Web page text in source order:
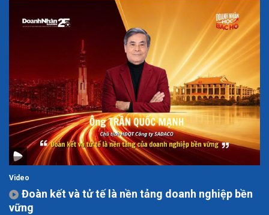
Video
Đoàn kết và tử tế là nền tảng doanh nghiệp bền
vững